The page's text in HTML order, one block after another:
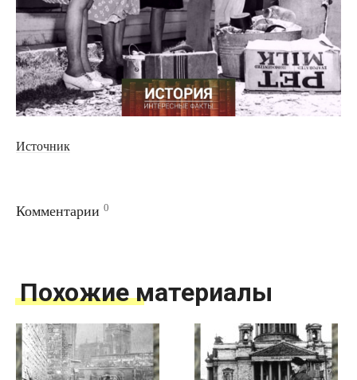
Источник
Комментарии 0
Похожие материалы